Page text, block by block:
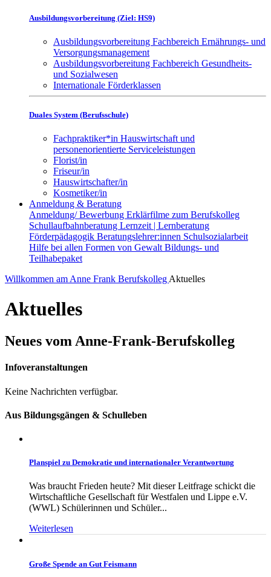
Ausbildungsvorbereitung (Ziel: HS9)
Ausbildungsvorbereitung Fachbereich Ernährungs- und
Versorgungsmanagement
Ausbildungsvorbereitung Fachbereich Gesundheits-
und Sozialwesen
Internationale Förderklassen
Duales System (Berufsschule)
Fachpraktiker*in Hauswirtschaft und
personenorientierte Serviceleistungen
Florist/in
Friseur/in
Hauswirtschafter/in
Kosmetiker/in
Anmeldung & Beratung
Anmeldung/ Bewerbung Erklärfilme zum Berufskolleg
Schullaufbahnberatung Lernzeit | Lernberatung
Förderpädagogik Beratungslehrer:innen Schulsozialarbeit
Hilfe bei allen Formen von Gewalt Bildungs- und
Teilhabepaket
Willkommen am Anne Frank Berufskolleg Aktuelles
Aktuelles
Neues vom Anne-Frank-Berufskolleg
Infoveranstaltungen
Keine Nachrichten verfügbar.
Aus Bildungsgängen & Schulleben
Planspiel zu Demokratie und internationaler Verantwortung
Was braucht Frieden heute? Mit dieser Leitfrage schickt die
Wirtschaftliche Gesellschaft für Westfalen und Lippe e.V.
(WWL) Schülerinnen und Schüler...
Weiterlesen
Große Spende an Gut Feismann